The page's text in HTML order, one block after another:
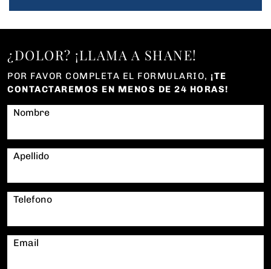
¿DOLOR? ¡LLAMA A SHANE!
POR FAVOR COMPLETA EL FORMULARIO, ¡TE
CONTACTAREMOS EN MENOS DE 24 HORAS!
Nombre
Apellido
Telefono
Email